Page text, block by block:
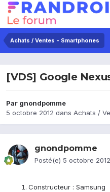
Achats / Ventes - Smartphones
[VDS] Google
Par gnondpomme
5 octobre 2012 dans Achats /
gnondpomme
Posté(e) 5 octobre 2012
Constructeur : Samsung